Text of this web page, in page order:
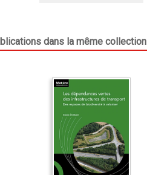
dans la même collection